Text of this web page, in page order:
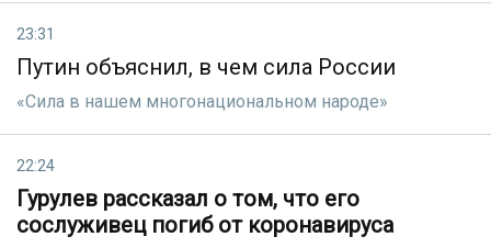
23:31
Путин объяснил, в чем сила России
«Сила в нашем многонациональном народе»
22:24
Гурулев рассказал о том, что его
сослуживец погиб от коронавируса